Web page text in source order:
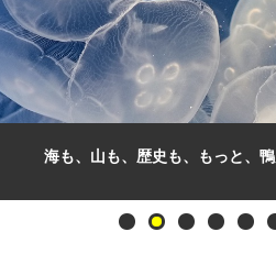
かもがわ住んで、よかったかも